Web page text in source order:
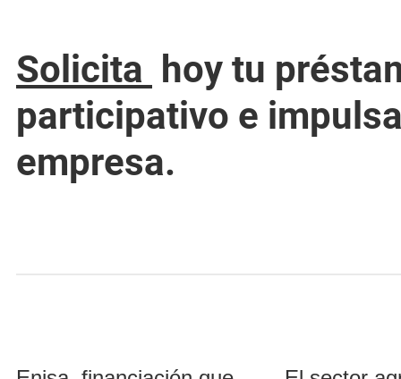
Solicita (se abre en
hoy tu
participativo e
empresa.